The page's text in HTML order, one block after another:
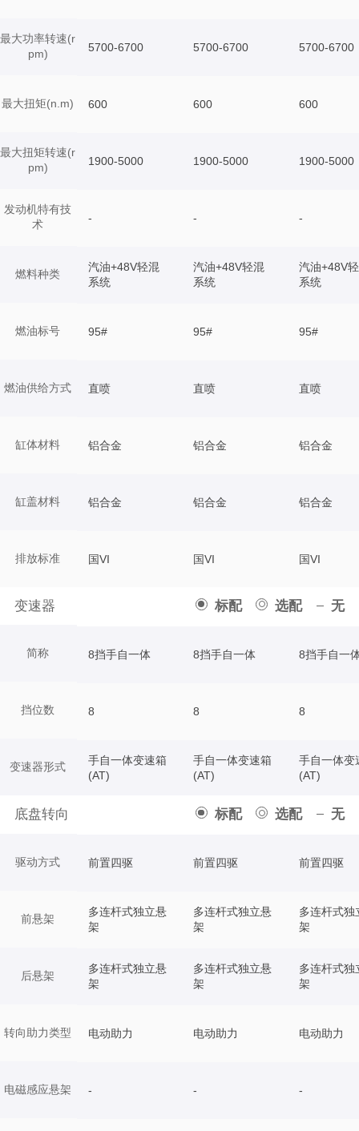
最大功率转速(r
pm)
最大扭矩(n.m)
最大扭矩转速(r
pm)
发动机特有技
术
燃料种类
燃油标号
燃油供给方式
缸体材料
缸盖材料
排放标准
变速器 标配 选配 无
简称
挡位数
变速器形式
底盘转向 标配 选配 无
驱动方式
前悬架
后悬架
转向助力类型
电磁感应悬架
5700-6700 5700-6700 5700-6700
600 600 600
1900-5000 1900-5000 1900-5000
- - -
汽油+48V轻混
系统
汽油+48V轻混
系统
汽油+48V
系统
95# 95# 95#
直喷 直喷 直喷
铝合金 铝合金 铝合金
铝合金 铝合金 铝合金
国VI 国VI 国VI
8挡手自一体 8挡手自一体 8挡手自一
8 8 8
手自一体变速箱
(AT)
手自一体变速箱
(AT)
手自一体变
(AT)
前置四驱 前置四驱 前置四驱
多连杆式独立悬
架
多连杆式独立悬
架
多连杆式独
架
多连杆式独立悬
架
多连杆式独立悬
架
多连杆式独
架
电动助力 电动助力 电动助力
- - -